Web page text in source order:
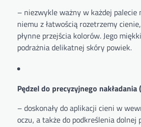
– niezwykle ważny w każdej palecie
niemu z łatwością rozetrzemy
płynne przejścia kolorów. Jego
podrażnia delikatnej skóry powiek.
Pędzel do precyzyjnego nakładania
– doskonały do aplikacji cieni w
oczu, a także do podkreślenia dolnej